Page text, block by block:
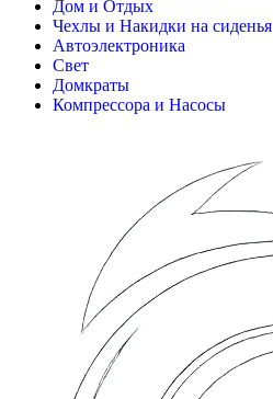
Дом и Отдых
Чехлы и Накидки на сиденья
Автоэлектроника
Свет
Домкраты
Компрессора и Насосы